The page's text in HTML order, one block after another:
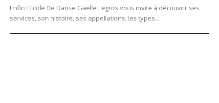
Enfin ! Ecole De Danse Gaëlle Legros vous invite à découvrir ses
services, son histoire, ses appellations, les types...